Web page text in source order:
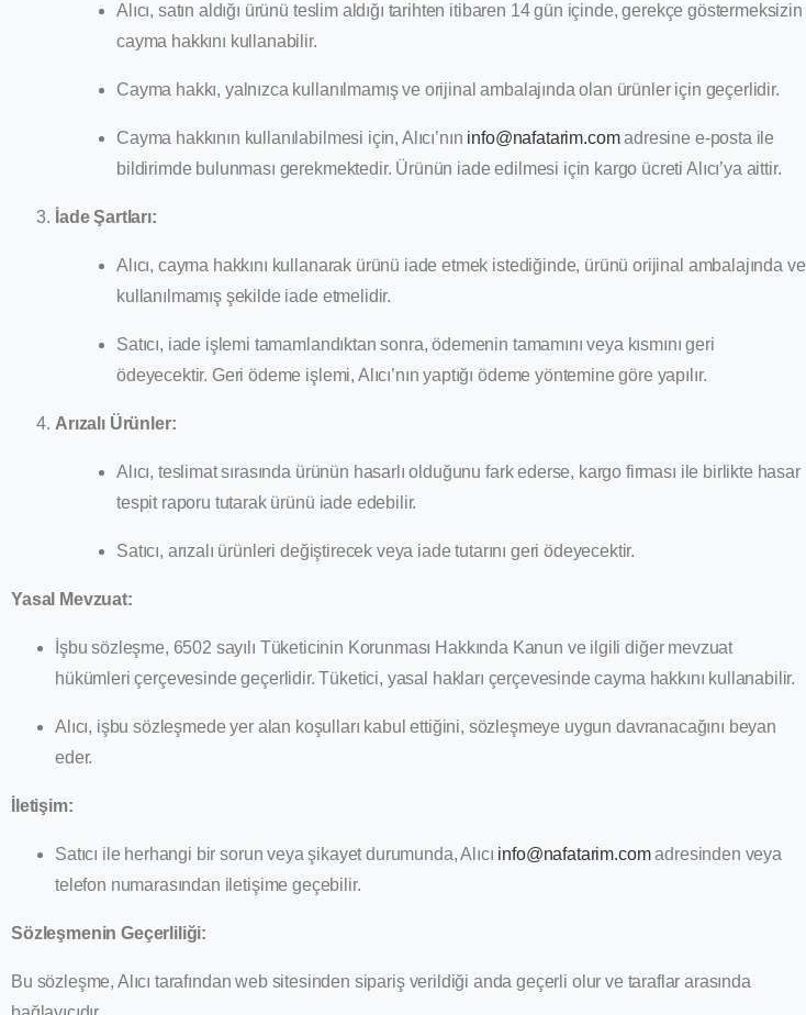
Alıcı, satın aldığı ürünü teslim aldığı tarihten itibaren 14 gün içinde, gerekçe göstermeksizin
cayma hakkını kullanabilir.
Cayma hakkı, yalnızca kullanılmamış ve orijinal ambalajında olan ürünler için geçerlidir.
Cayma hakkının kullanılabilmesi için, Alıcı’nın info@nafatarim.comadresine e-posta ile
bildirimde bulunması gerekmektedir. Ürünün iade edilmesi için kargo ücreti Alıcı’ya aittir.
İade Şartları:
Alıcı, cayma hakkını kullanarak ürünü iade etmek istediğinde, ürünü orijinal ambalajında ve
kullanılmamış şekilde iade etmelidir.
Satıcı, iade işlemi tamamlandıktan sonra, ödemenin tamamını veya kısmını geri
ödeyecektir. Geri ödeme işlemi, Alıcı’nın yaptığı ödeme yöntemine göre yapılır.
Arızalı Ürünler:
Alıcı, teslimat sırasında ürünün hasarlı olduğunu fark ederse, kargo firması ile birlikte hasar
tespit raporu tutarak ürünü iade edebilir.
Satıcı, arızalı ürünleri değiştirecek veya iade tutarını geri ödeyecektir.
Yasal Mevzuat:
İşbu sözleşme, 6502 sayılı Tüketicinin Korunması Hakkında Kanun ve ilgili diğer mevzuat
hükümleri çerçevesinde geçerlidir. Tüketici, yasal hakları çerçevesinde cayma hakkını kullanabilir.
Alıcı, işbu sözleşmede yer alan koşulları kabul ettiğini, sözleşmeye uygun davranacağını beyan
eder.
İletişim:
Satıcı ile herhangi bir sorun veya şikayet durumunda, Alıcı info@nafatarim.comadresinden veya
telefon numarasından iletişime geçebilir.
Sözleşmenin Geçerliliği:
Bu sözleşme, Alıcı tarafından web sitesinden sipariş verildiği anda geçerli olur ve taraflar arasında